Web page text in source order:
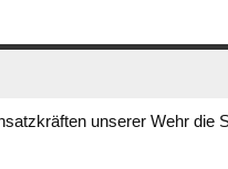
unserer Wehr die